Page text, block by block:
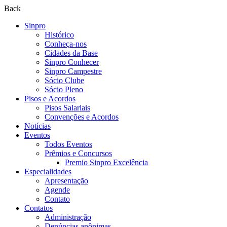
Back
Sinpro
Histórico
Conheça-nos
Cidades da Base
Sinpro Conhecer
Sinpro Campestre
Sócio Clube
Sócio Pleno
Pisos e Acordos
Pisos Salariais
Convenções e Acordos
Notícias
Eventos
Todos Eventos
Prêmios e Concursos
Premio Sinpro Excelência
Especialidades
Apresentação
Agende
Contato
Contatos
Administração